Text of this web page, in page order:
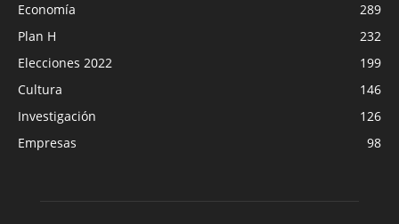
Economía
289
Plan H
232
Elecciones 2022
199
Cultura
146
Investigación
126
Empresas
98